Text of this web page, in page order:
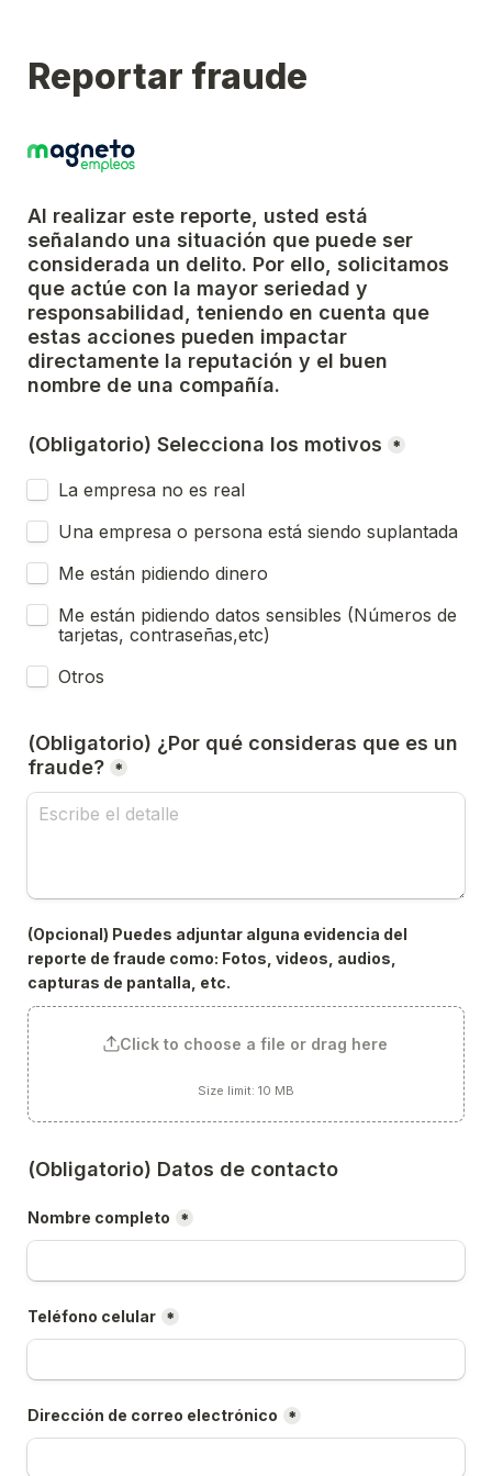
Reportar fraude
Al realizar este reporte, usted está
señalando una situación que puede ser
considerada un delito. Por ello, solicitamos
que actúe con la mayor seriedad y
responsabilidad, teniendo en cuenta que
estas acciones pueden impactar
directamente la reputación y el buen
nombre de una compañía.
(Obligatorio) Selecciona los motivos *
La empresa no es real
Una empresa o persona está siendo suplantada
Me están pidiendo dinero
Me están pidiendo datos sensibles (Números de
tarjetas, contraseñas,etc)
Otros
(Obligatorio) ¿Por qué consideras que es un
fraude? *
(Opcional) Puedes adjuntar alguna evidencia del
reporte de fraude como: Fotos, videos, audios,
capturas de pantalla, etc.
Click to choose a file or drag here
Size limit: 10 MB
(Obligatorio) Datos de contacto
Nombre completo *
Teléfono celular *
Dirección de correo electrónico *